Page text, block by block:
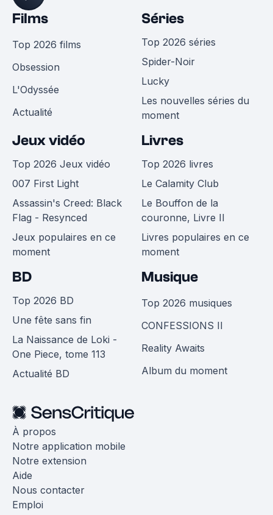
Films
Top 2026 films
Obsession
L'Odyssée
Actualité
Séries
Top 2026 séries
Spider-Noir
Lucky
Les nouvelles séries du
moment
Jeux vidéo
Top 2026 Jeux vidéo
007 First Light
Assassin's Creed: Black
Flag - Resynced
Jeux populaires en ce
moment
Livres
Top 2026 livres
Le Calamity Club
Le Bouffon de la
couronne, Livre II
Livres populaires en ce
moment
BD
Top 2026 BD
Une fête sans fin
La Naissance de Loki -
One Piece, tome 113
Actualité BD
Musique
Top 2026 musiques
CONFESSIONS II
Reality Awaits
Album du moment
À propos
Notre application mobile
Notre extension
Aide
Nous contacter
Emploi